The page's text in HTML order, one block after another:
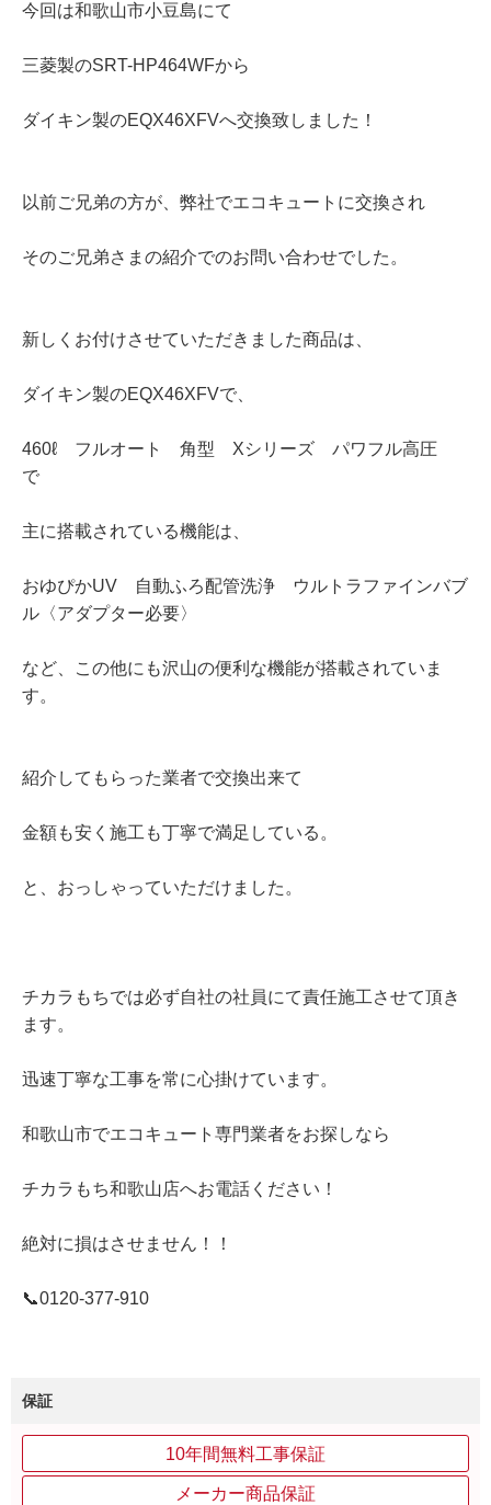
今回は和歌山市小豆島にて
三菱製のSRT-HP464WFから
ダイキン製のEQX46XFVへ交換致しました！
以前ご兄弟の方が、弊社でエコキュートに交換され
そのご兄弟さまの紹介でのお問い合わせでした。
新しくお付けさせていただきました商品は、
ダイキン製のEQX46XFVで、
460ℓ フルオート 角型 Xシリーズ パワフル高圧
で
主に搭載されている機能は、
おゆぴかUV 自動ふろ配管洗浄 ウルトラファインバブ
ル〈アダプター必要〉
など、この他にも沢山の便利な機能が搭載されていま
す。
紹介してもらった業者で交換出来て
金額も安く施工も丁寧で満足している。
と、おっしゃっていただけました。
チカラもちでは必ず自社の社員にて責任施工させて頂き
ます。
迅速丁寧な工事を常に心掛けています。
和歌山市でエコキュート専門業者をお探しなら
チカラもち和歌山店へお電話ください！
絶対に損はさせません！！
📞0120‐377‐910
保証
10年間無料工事保証
メーカー商品保証